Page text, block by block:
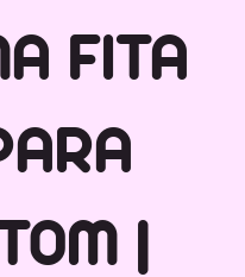
FITA
|